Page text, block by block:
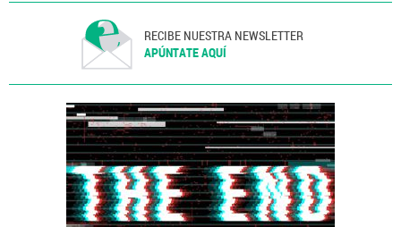
RECIBE NUESTRA NEWSLETTER
APÚNTATE AQUÍ